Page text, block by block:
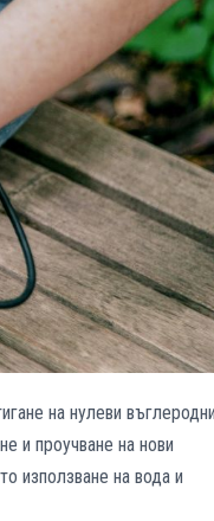
на нулеви въглеродни
и проучване на нови
използване на вода и